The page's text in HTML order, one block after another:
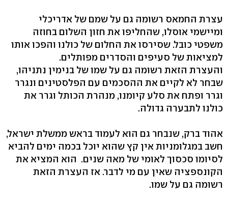
עצרת החמאס רשומה גם על שמם של אדריכלי
ומיישמי אוסלו, שהחליפו את חזון השלום בחוזה
משפטי כובל. שסירסו את החלום של כולנו והפכו אותו
למציאות של סעיפים והסדרים מפותלים.
והעצרת הזאת רשומה גם על שמו של בנימין נתניהו,
שבחר לא לקיים את ההסכמים עם הפלסטינים ונגרר
וגרר ופתח את סלע קיומנו, מנהרת הכותל וגרר את
כולנו לתבערה גדולה.
אהוד ברק, שנבחר גם הוא לעמוד בראש ממשלת ישראל,
חשב במגלומניות אין קץ שהוא יוכל בכמה ימים להביא
לסיומו סכסוך לאומי של מאה שנים. הוא המציא את
הקונספציה שאין עם מי לדבר. אז העצרת הזאת
רשומה גם על שמו.